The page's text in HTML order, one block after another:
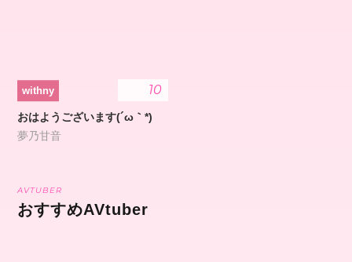
withny
おはようございます(´ω｀*)
夢乃甘音
10
AVTUBER
おすすめAVtuber